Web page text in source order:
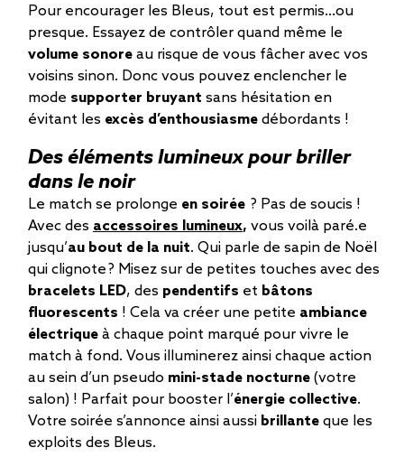
Pour encourager les Bleus, tout est permis…ou
presque. Essayez de contrôler quand même le
volume sonore au risque de vous fâcher avec vos
voisins sinon. Donc vous pouvez enclencher le
mode supporter bruyant sans hésitation en
évitant les excès d’enthousiasme débordants !
Des élémentslumineux pour briller
dans le noir
Le match se prolonge en soirée ? Pas de soucis !
Avec des accessoires lumineux, vous voilà paré.e
jusqu’au bout de la nuit. Qui parle de sapin de Noël
qui clignote ? Misez sur de petites touches avec des
bracelets LED, des pendentifs et bâtons
fluorescents ! Cela va créer une petite ambiance
électrique à chaque point marqué pour vivre le
match à fond. Vous illuminerez ainsi chaque action
au sein d’un pseudo mini-stade nocturne (votre
salon) ! Parfait pour booster l’énergie collective.
Votre soirée s’annonce ainsi aussi brillante que les
exploits des Bleus.